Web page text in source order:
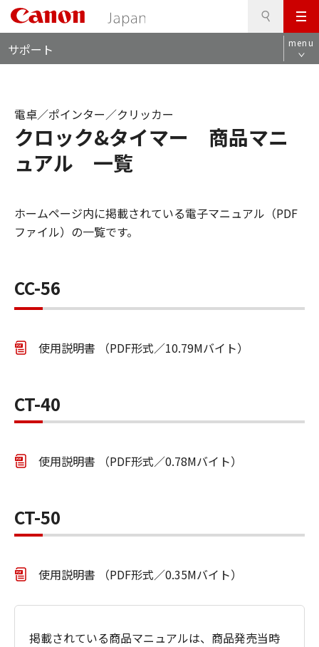
メ
ニ
ュ
サポート menu
クロック&タイマー 商品マニ
ュアル 一覧
電卓／ポインター／クリッカー
ホームページ内に掲載されている電子マニュアル（PDF
ファイル）の一覧です。
CC-56
使用説明書 （PDF形式／10.79Mバイト）
CT-40
使用説明書 （PDF形式／0.78Mバイト）
CT-50
使用説明書 （PDF形式／0.35Mバイト）
掲載されている商品マニュアルは、商品発売当時